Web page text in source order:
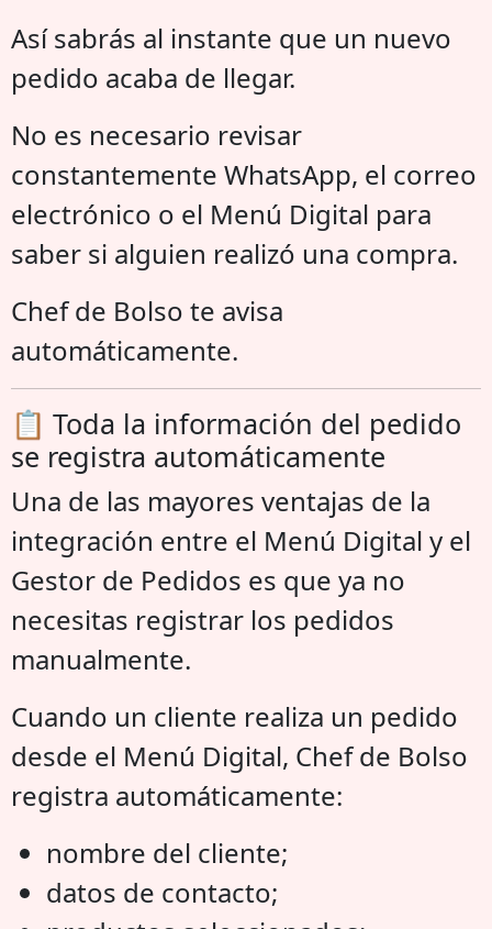
Así sabrás al instante que un nuevo
pedido acaba de llegar.
No es necesario revisar
constantemente WhatsApp, el correo
electrónico o el Menú Digital para
saber si alguien realizó una compra.
Chef de Bolso te avisa
automáticamente.
📋 Toda la información del pedido
se registra automáticamente
Una de las mayores ventajas de la
integración entre el Menú Digital y el
Gestor de Pedidos es que ya no
necesitas registrar los pedidos
manualmente.
Cuando un cliente realiza un pedido
desde el Menú Digital, Chef de Bolso
registra automáticamente:
nombre del cliente;
datos de contacto;